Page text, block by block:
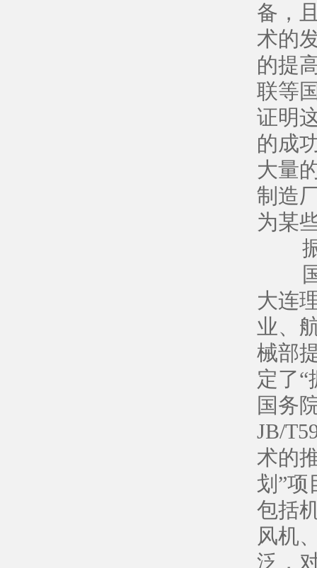
备，
术的
的提
联等
证明
的成
大量
制造
为某
振
国
大连
业、
械部
定了“
国务
JB/
术的
划”项
包括
风机
泛，